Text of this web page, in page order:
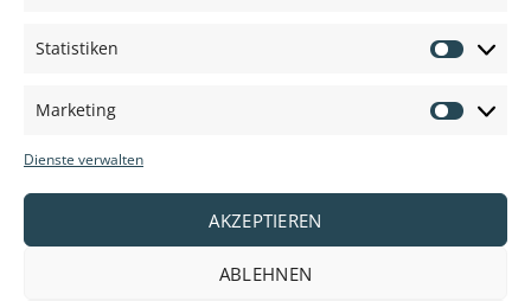
Statistiken
Marketing
Dienste verwalten
AKZEPTIEREN
ABLEHNEN